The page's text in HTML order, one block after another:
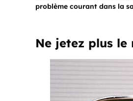
problème courant dans la
Ne jetez plus